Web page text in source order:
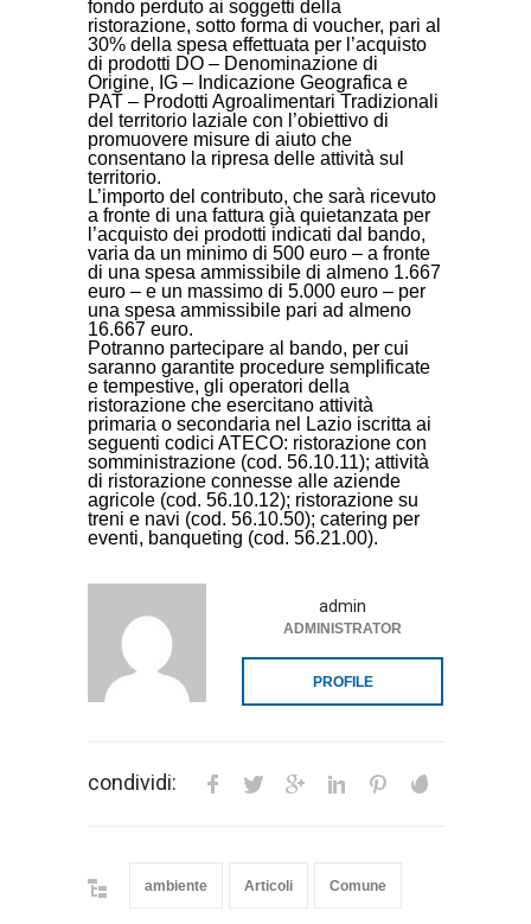
fondo perduto ai soggetti della
ristorazione, sotto forma di voucher, pari al
30% della spesa effettuata per l’acquisto
di prodotti DO – Denominazione di
Origine, IG – Indicazione Geografica e
PAT – Prodotti Agroalimentari Tradizionali
del territorio laziale con l’obiettivo di
promuovere misure di aiuto che
consentano la ripresa delle attività sul
territorio.
L’importo del contributo, che sarà ricevuto
a fronte di una fattura già quietanzata per
l’acquisto dei prodotti indicati dal bando,
varia da un minimo di 500 euro – a fronte
di una spesa ammissibile di almeno 1.667
euro – e un massimo di 5.000 euro – per
una spesa ammissibile pari ad almeno
16.667 euro.
Potranno partecipare al bando, per cui
saranno garantite procedure semplificate
e tempestive, gli operatori della
ristorazione che esercitano attività
primaria o secondaria nel Lazio iscritta ai
seguenti codici ATECO: ristorazione con
somministrazione (cod. 56.10.11); attività
di ristorazione connesse alle aziende
agricole (cod. 56.10.12); ristorazione su
treni e navi (cod. 56.10.50); catering per
eventi, banqueting (cod. 56.21.00).
admin
ADMINISTRATOR
PROFILE
condividi:
ambiente Articoli Comune